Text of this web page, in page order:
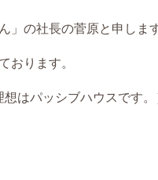
」の社長の菅原と申します
おります。
想はパッシブハウスです